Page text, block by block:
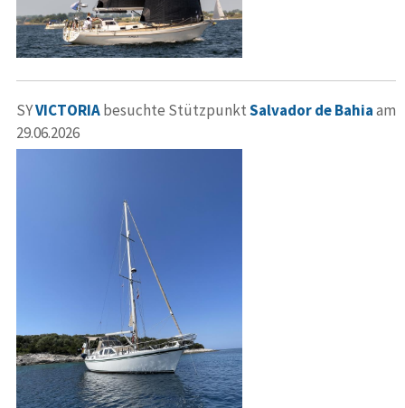
SYVICTORIAbesuchte StützpunktSalvador de Bahiaam
29.06.2026